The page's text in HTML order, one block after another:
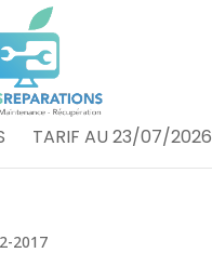
TARIF AU 23/07/2026
2017